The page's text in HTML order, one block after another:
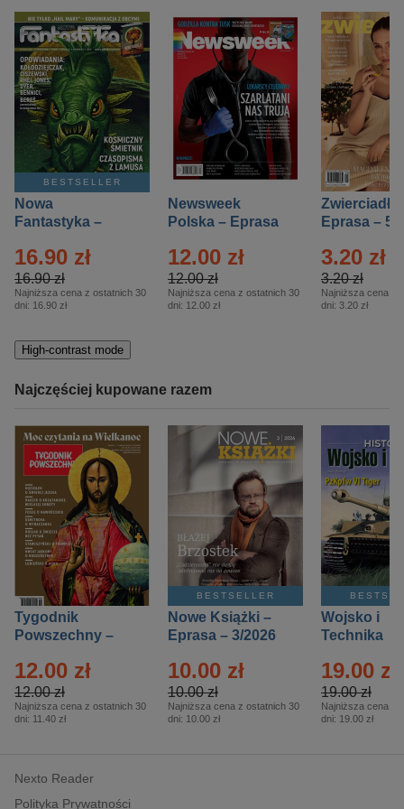
BESTSELLER
Nowa
Fantastyka –
16.90 zł
16.90 zł
Najniższa cena z ostatnich 30
dni: 16.90 zł
Newsweek
Polska – Eprasa
12.00 zł
12.00 zł
Najniższa cena z ostatnich 30
dni: 12.00 zł
Zwierciadło
Eprasa – 5/
3.20 zł
3.20 zł
Najniższa cena z
dni: 3.20 zł
High-contrast mode
Najczęściej kupowane razem
Tygodnik
Powszechny –
12.00 zł
12.00 zł
Najniższa cena z ostatnich 30
dni: 11.40 zł
BESTSELLER
Nowe Książki –
Eprasa – 3/2026
10.00 zł
10.00 zł
Najniższa cena z ostatnich 30
dni: 10.00 zł
Wojsko i
Technika
– 2/2026
19.00 zł
19.00 zł
Najniższa cena z
dni: 19.00 zł
Nexto Reader
Polityka Prywatności